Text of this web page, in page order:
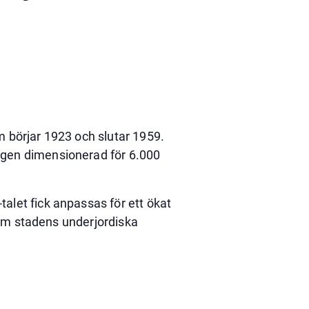
börjar 1923 och slutar 1959.
dimensionerad för 6.000
fick anpassas för ett ökat
stadens underjordiska